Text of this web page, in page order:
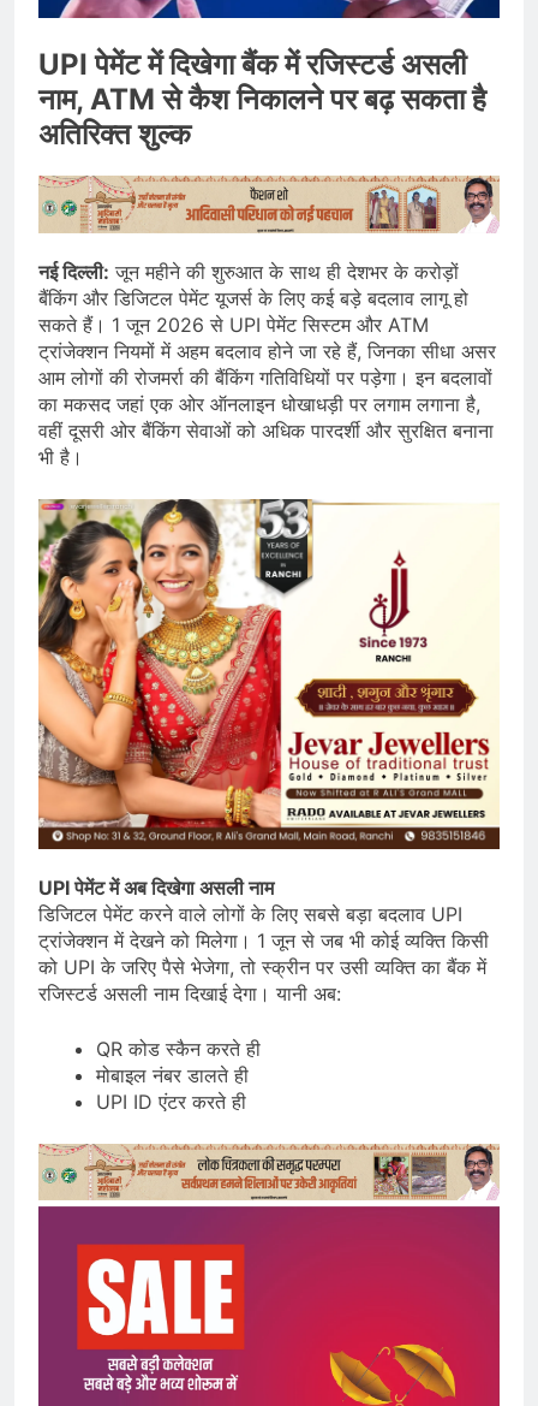
UPI पेमेंट में दिखेगा बैंक में रजिस्टर्ड असली
नाम, ATM से कैश निकालने पर बढ़ सकता है
अतिरिक्त शुल्क
नई दिल्ली: जून महीने की शुरुआत के साथ ही देशभर के करोड़ों
बैंकिंग और डिजिटल पेमेंट यूजर्स के लिए कई बड़े बदलाव लागू हो
सकते हैं। 1 जून 2026 से UPI पेमेंट सिस्टम और ATM
ट्रांजेक्शन नियमों में अहम बदलाव होने जा रहे हैं, जिनका सीधा असर
आम लोगों की रोजमर्रा की बैंकिंग गतिविधियों पर पड़ेगा। इन बदलावों
का मकसद जहां एक ओर ऑनलाइन धोखाधड़ी पर लगाम लगाना है,
वहीं दूसरी ओर बैंकिंग सेवाओं को अधिक पारदर्शी और सुरक्षित बनाना
भी है।
UPI पेमेंट में अब दिखेगा असली नाम
डिजिटल पेमेंट करने वाले लोगों के लिए सबसे बड़ा बदलाव UPI
ट्रांजेक्शन में देखने को मिलेगा। 1 जून से जब भी कोई व्यक्ति किसी
को UPI के जरिए पैसे भेजेगा, तो स्क्रीन पर उसी व्यक्ति का बैंक में
रजिस्टर्ड असली नाम दिखाई देगा। यानी अब:
QR कोड स्कैन करते ही
मोबाइल नंबर डालते ही
UPI ID एंटर करते ही